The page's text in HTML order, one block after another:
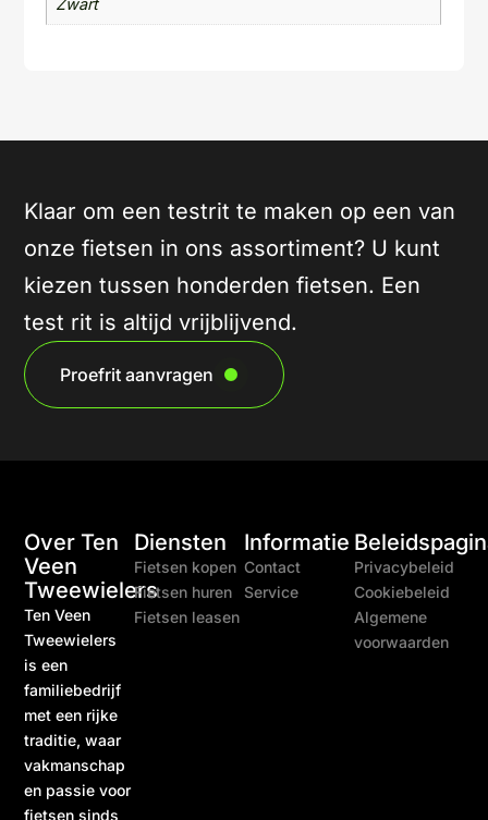
Zwart
Klaar om een testrit te maken op een van
onze fietsen in ons assortiment? U kunt
kiezen tussen honderden fietsen. Een
test rit is altijd vrijblijvend.
Proefrit aanvragen
Over Ten
Veen
Tweewielers
Ten Veen
Tweewielers
is een
familiebedrijf
met een rijke
traditie, waar
vakmanschap
en passie voor
fietsen sinds
Diensten
Fietsen kopen
Fietsen huren
Fietsen leasen
Informatie
Contact
Service
Privacybeleid
Cookiebeleid
Algemene
voorwaarden